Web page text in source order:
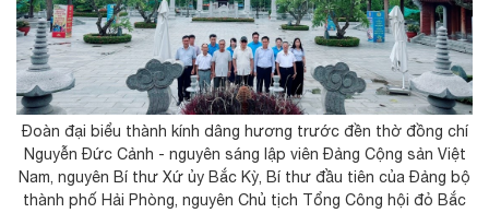
Đoàn đại biểu thành kính dâng hương trước đền thờ đồng chí
Nguyễn Đức Cảnh - nguyên sáng lập viên Đảng Cộng sản Việt
Nam, nguyên Bí thư Xứ ủy Bắc Kỳ, Bí thư đầu tiên của Đảng bộ
thành phố Hải Phòng, nguyên Chủ tịch Tổng Công hội đỏ Bắc